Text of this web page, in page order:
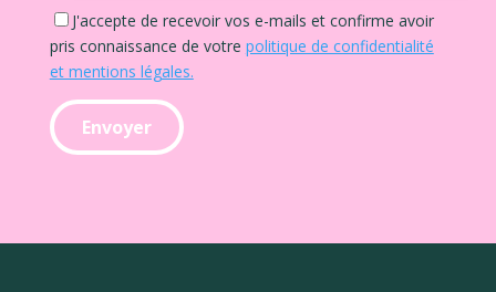
J'accepte de recevoir vos e-mails et confirme avoir
pris connaissance de votre politique de confidentialité
et mentions légales.